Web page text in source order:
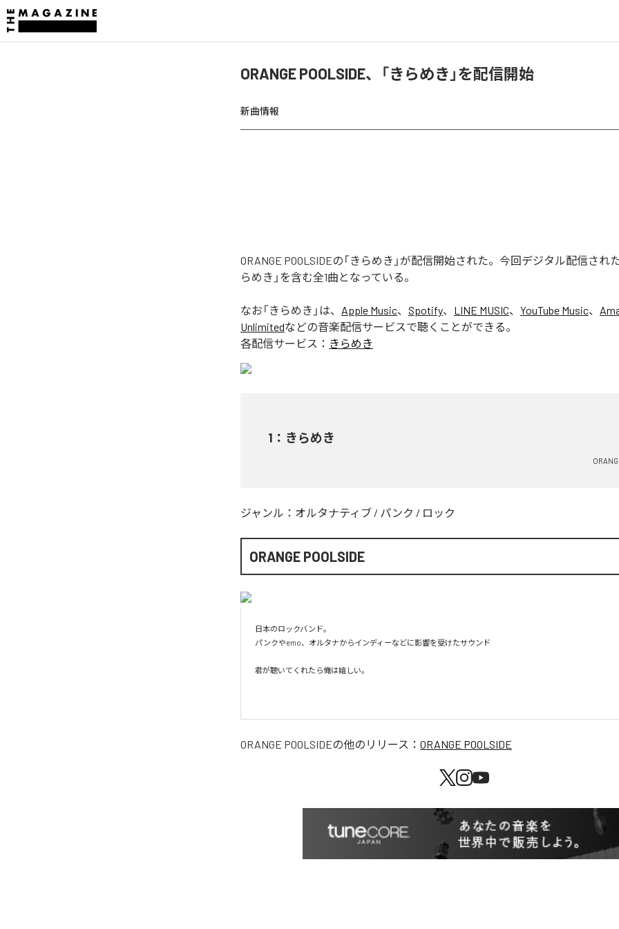
ORANGE POOLSIDE、「きらめき」を配信開始
新曲情報
ORANGE POOLSIDEの「きらめき」が配信開始された。今回デジタル配信され
らめき」を含む全1曲となっている。
なお「きらめき 」は、 Apple Music、 Spotify、 LINE MUSIC、 YouTube Music、
Unlimitedなどの音楽配信サービスで聴くことができる。
各配信サービス： きらめき
1 ： きらめき
ジャンル： オルタナティブ / パンク / ロック
ORANGE POOLSIDE
日本のロックバンド。
パンクやemo、オルタナからインディーなどに影響を受けたサウンド
君が聴いてくれたら俺は嬉しい。
ORANGE POOLSIDEの他のリリース： ORANGE POOLSIDE